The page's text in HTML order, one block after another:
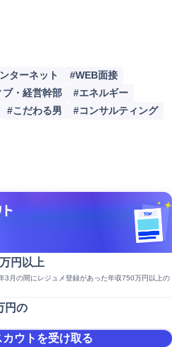
ターネット
#WEB面接
・経営幹部
#エネルギー
#こだわる男 #コンサルティング
万円以上
月の間にレジュメ登録があった年収750万円以上の
円の
ウトを受け取る